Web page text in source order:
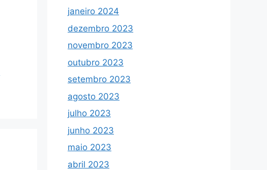
janeiro 2024
dezembro 2023
novembro 2023
outubro 2023
setembro 2023
agosto 2023
julho 2023
junho 2023
maio 2023
abril 2023